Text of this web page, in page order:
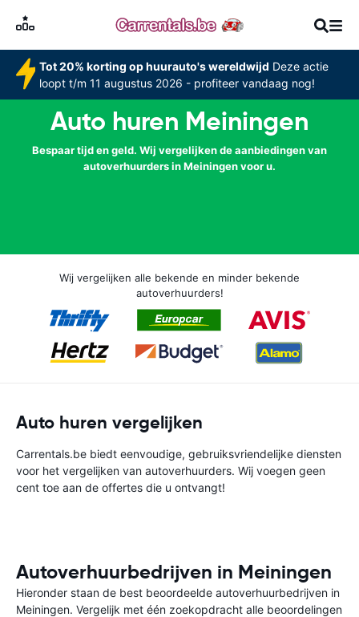
Tot 20% korting op huurauto's wereldwijd Deze actie
loopt t/m 11 augustus 2026 - profiteer vandaag nog!
Auto huren Meiningen
Bespaar tijd en geld. Wij vergelijken de aanbiedingen van
autoverhuurders in Meiningen voor u.
Wij vergelijken alle bekende en minder bekende
autoverhuurders!
Auto huren vergelijken
Carrentals.be biedt eenvoudige, gebruiksvriendelijke diensten
voor het vergelijken van autoverhuurders. Wij voegen geen
cent toe aan de offertes die u ontvangt!
Autoverhuurbedrijven in Meiningen
Hieronder staan de best beoordeelde autoverhuurbedrijven in
Meiningen. Vergelijk met één zoekopdracht alle beoordelingen